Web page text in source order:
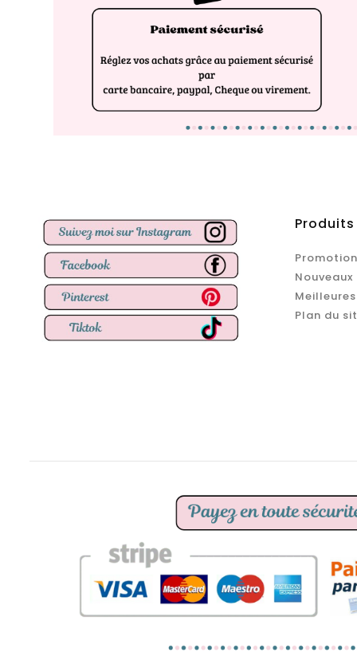
Produits
Plan du